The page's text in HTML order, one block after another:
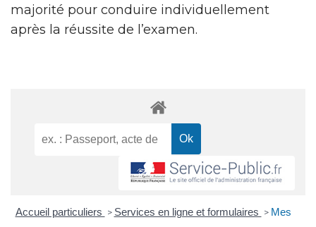
majorité pour conduire individuellement
après la réussite de l’examen.
Accueil particuliers > Services en ligne et formulaires > Mes